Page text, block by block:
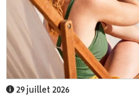
29 juillet 2026